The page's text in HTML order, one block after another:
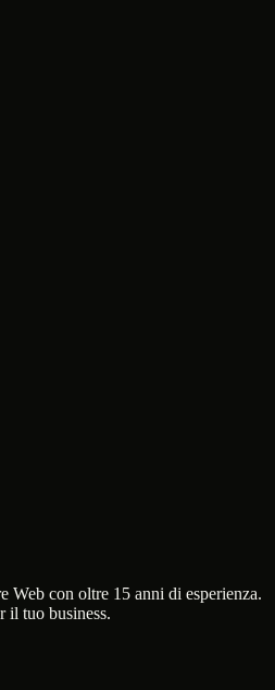
Web con oltre 15 anni di esperienza.
il tuo business.